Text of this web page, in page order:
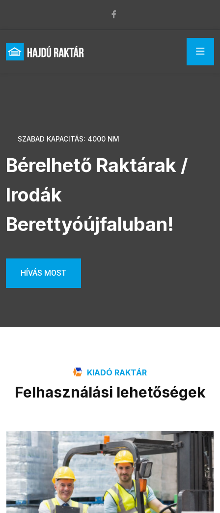
SZABAD KAPACITÁS: 4000 NM
Bérelhető Raktárak /
Irodák
Berettyóújfaluban!
HÍVÁS MOST
KIADÓ RAKTÁR
Felhasználási lehetőségek